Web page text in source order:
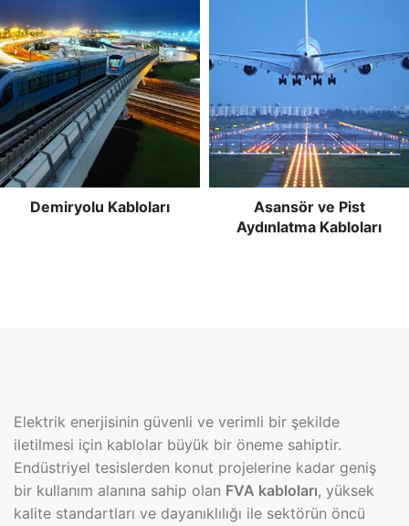
Demiryolu Kabloları
Asansör ve Pist
Aydınlatma Kabloları
Elektrik enerjisinin güvenli ve verimli bir şekilde
iletilmesi için kablolar büyük bir öneme sahiptir.
Endüstriyel tesislerden konut projelerine kadar geniş
bir kullanım alanına sahip olan FVA kabloları, yüksek
kalite standartları ve dayanıklılığı ile sektörün öncü